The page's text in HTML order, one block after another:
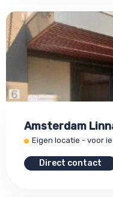
Amsterdam
Eigen locatie - voor
Direct contact